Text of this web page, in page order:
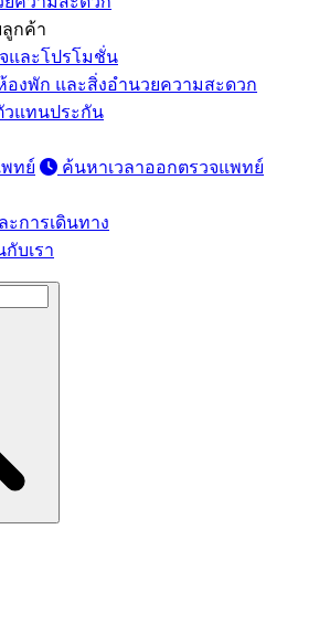
กค้า
และโปรโมชั่น
องพัก และสิ่งอำนวยความสะดวก
วแทนประกัน
ทย์
ค้นหาเวลาออกตรวจแพทย์
ะการเดินทาง
บเรา